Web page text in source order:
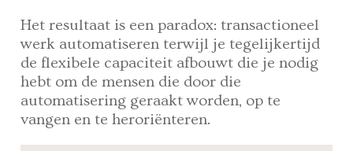
Het resultaat is een paradox: transactioneel
werk automatiseren terwijl je tegelijkertijd
de flexibele capaciteit afbouwt die je nodig
hebt om de mensen die door die
automatisering geraakt worden, op te
vangen en te heroriënteren.